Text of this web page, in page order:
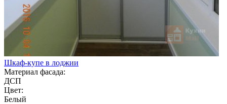
Шкаф-купе в лоджии
Материал фасада:
ДСП
Цвет:
Белый